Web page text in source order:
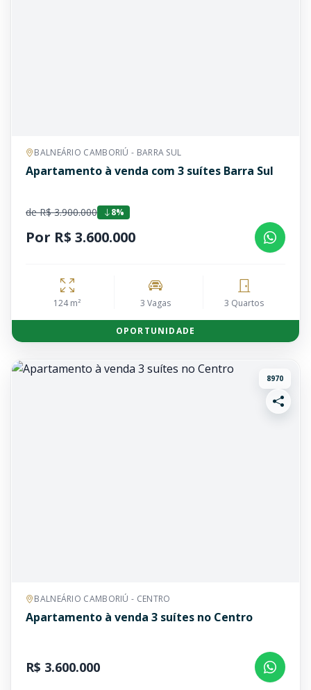
BALNEÁRIO CAMBORIÚ - BARRA SUL
Apartamento à venda com 3 suítes Barra Sul
de R$ 3.900.000 8%
Por R$ 3.600.000
124 m² 3 Vagas 3 Quartos
OPORTUNIDADE
8970
BALNEÁRIO CAMBORIÚ - CENTRO
Apartamento à venda 3 suítes no Centro
R$ 3.600.000